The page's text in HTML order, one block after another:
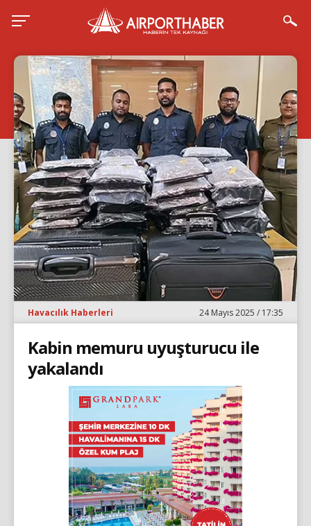
Havacılık Haberleri 24 Mayıs 2025 / 17:35
Kabin memuru uyuşturucu ile
yakalandı